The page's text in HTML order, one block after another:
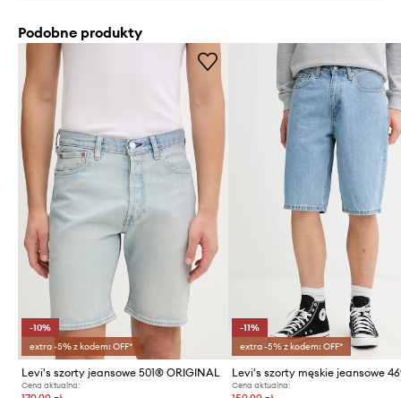
Podobne produkty
-10%
extra -5% z kodem: OFF*
Levi's szorty jeansowe 501® ORIGINAL
Cena aktualna:
-11%
extra -5% z kodem: OFF*
Cena aktualna: